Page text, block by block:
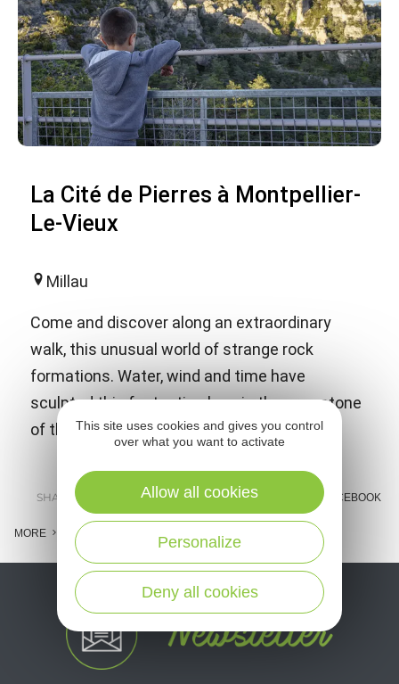
La Cité de Pierres à Montpellier-
Le-Vieux
Millau
Come and discover along an extraordinary
walk, this unusual world of strange rock
formations. Water, wind and time have
sculpted this fantastic place in the grey stone
of the Causse Noir.
SHARE : E-MAIL MESSENGER FACEBOOK
MORE
This site uses cookies and gives you control
over what you want to activate
Deny all cookies
Personalize
Allow all cookies